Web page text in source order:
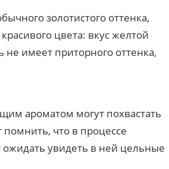
золотистого оттенка,
цвета: вкус желтой
имеет приторного оттенка,
ароматом могут похвастать
что в процессе
ожидать увидеть в ней цельные